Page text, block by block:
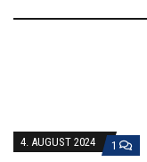
4. AUGUST 2024 1